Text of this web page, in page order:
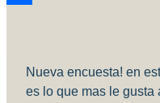
Nueva encuesta! en
es lo que mas le gusta